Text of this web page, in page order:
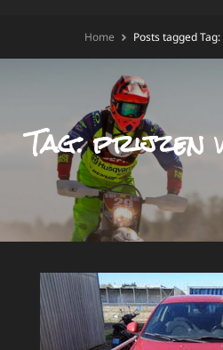
Home Posts taggedTag:
Tag:prijzen